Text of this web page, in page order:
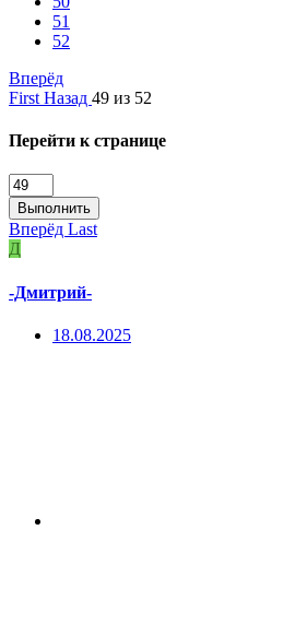
51
52
Вперёд
First Назад 49 из 52
Перейти к странице
Выполнить
Вперёд Last
Д
-Дмитрий-
18.08.2025